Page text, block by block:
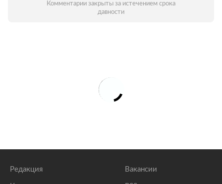
Комментарии закрыты за истечением срока
давности
Редакция Вакансии